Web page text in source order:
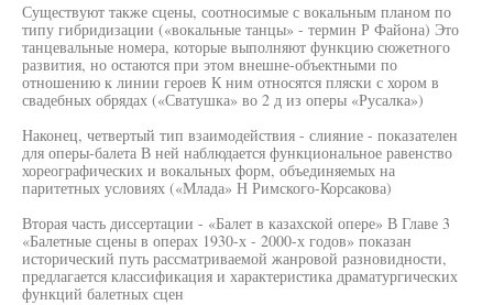
Существуют также сцены, соотносимые с вокальным планом по
типу гибридизации («вокальные танцы» - термин Р Файона) Это
танцевальные номера, которые выполняют функцию сюжетного
развития, но остаются при этом внешне-объектными по
отношению к линии героев К ним относятся пляски с хором в
свадебных обрядах («Сватушка» во 2 д из оперы «Русалка»)
Наконец, четвертый тип взаимодействия - слияние - показателен
для оперы-балета В ней наблюдается функциональное равенство
хореографических и вокальных форм, объединяемых на
паритетных условиях («Млада» Н Римского-Корсакова)
Вторая часть диссертации - «Балет в казахской опере» В Главе 3
«Балетные сцены в операх 1930-х - 2000-х годов» показан
исторический путь рассматриваемой жанровой разновидности,
предлагается классификация и характеристика драматургических
функций балетных сцен